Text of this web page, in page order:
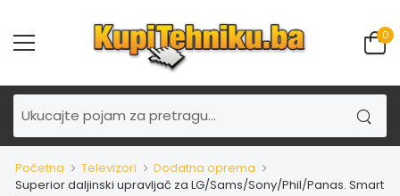
0
Početna Televizori
Dodatna oprema
Superior daljinski upravljač za LG/Sams/Sony/Phil/Panas. Smart